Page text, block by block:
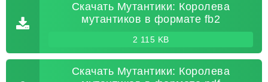
Скачать Мутантики: Королева
мутантиков в формате fb2
2 115 KB
Скачать Мутантики: Королева